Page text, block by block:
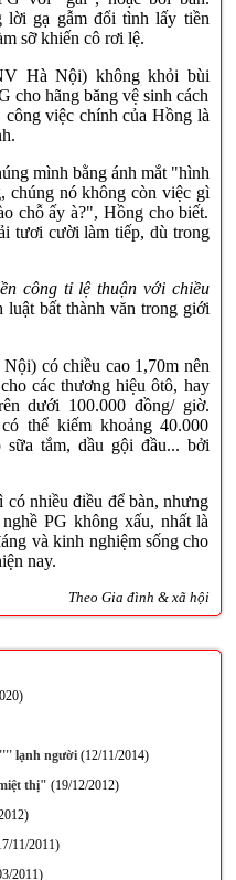
lời gạ gẫm đổi tình lấy tiền
sỡ khiến cô rơi lệ.
Hà Nội) không khỏi bùi
cho hãng băng vệ sinh cách
việc chính của Hồng là
mình bằng ánh mắt "hình
chúng nó không còn việc gì
chỗ ấy à?", Hồng cho biết.
tươi cười làm tiếp, dù trong
công tỉ lệ thuận với chiều
bất thành văn trong giới
có chiều cao 1,70m nên
các thương hiệu ôtô, hay
dưới 100.000 đồng/ giờ.
thể kiếm khoảng 40.000
tắm, dầu gội đầu... bởi
nhiều điều để bàn, nhưng
PG không xấu, nhất là
và kinh nghiệm sống cho
nay.
Theo Gia đình & xã hội
lạnh người(12/11/2014)
thị" (19/12/2012)
11/2011)
2011)